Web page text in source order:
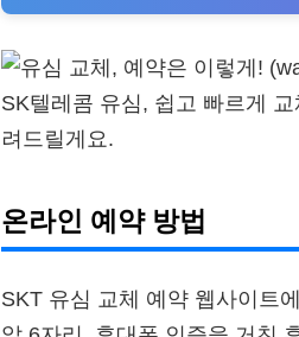
SK텔레콤 유심, 쉽고 빠르게
려드릴게요.
온라인 예약 방법
SKT 유심 교체 예약 웹사이트